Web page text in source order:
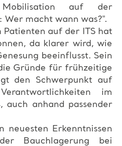
auf der
Wer macht wann was?".
Patienten auf der ITS hat
da klarer wird, wie
beeinflusst. Sein
Gründe für frühzeitige
den Schwerpunkt auf
im
auch anhand passender
neuesten Erkenntnissen
Bauchlagerung bei